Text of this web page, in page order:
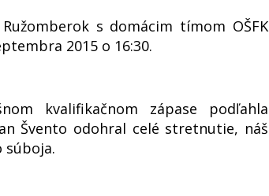
s domácim tímom OŠFK
2015 o 16:30.
kvalifikačnom zápase podľahla
Švento odohral celé stretnutie, náš
súboja.